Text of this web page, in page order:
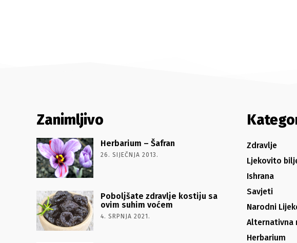
Zanimljivo
Herbarium – Šafran
26. SIJEČNJA 2013.
Poboljšate zdravlje kostiju sa
ovim suhim voćem
4. SRPNJA 2021.
Zdravlje
Ljekovito
Ishrana
Savjeti
Narodni
Alternativna
Herbarium